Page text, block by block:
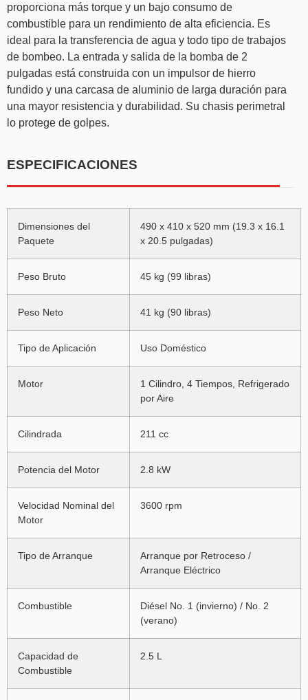
proporciona más torque y un bajo consumo de
combustible para un rendimiento de alta eficiencia. Es
ideal para la transferencia de agua y todo tipo de trabajos
de bombeo. La entrada y salida de la bomba de 2
pulgadas está construida con un impulsor de hierro
fundido y una carcasa de aluminio de larga duración para
una mayor resistencia y durabilidad. Su chasis perimetral
lo protege de golpes.
ESPECIFICACIONES
Dimensiones del
Paquete
490 x 410 x 520 mm (19.3 x 16.1
x 20.5 pulgadas)
Peso Bruto 45 kg (99 libras)
Peso Neto 41 kg (90 libras)
Tipo de Aplicación Uso Doméstico
Motor
1 Cilindro, 4 Tiempos, Refrigerado
por Aire
Cilindrada 211 cc
Potencia del Motor 2.8 kW
Velocidad Nominal del
Motor
3600 rpm
Tipo de Arranque
Arranque por Retroceso /
Arranque Eléctrico
Combustible
Diésel No. 1 (invierno) / No. 2
(verano)
Capacidad de
Combustible
2.5 L